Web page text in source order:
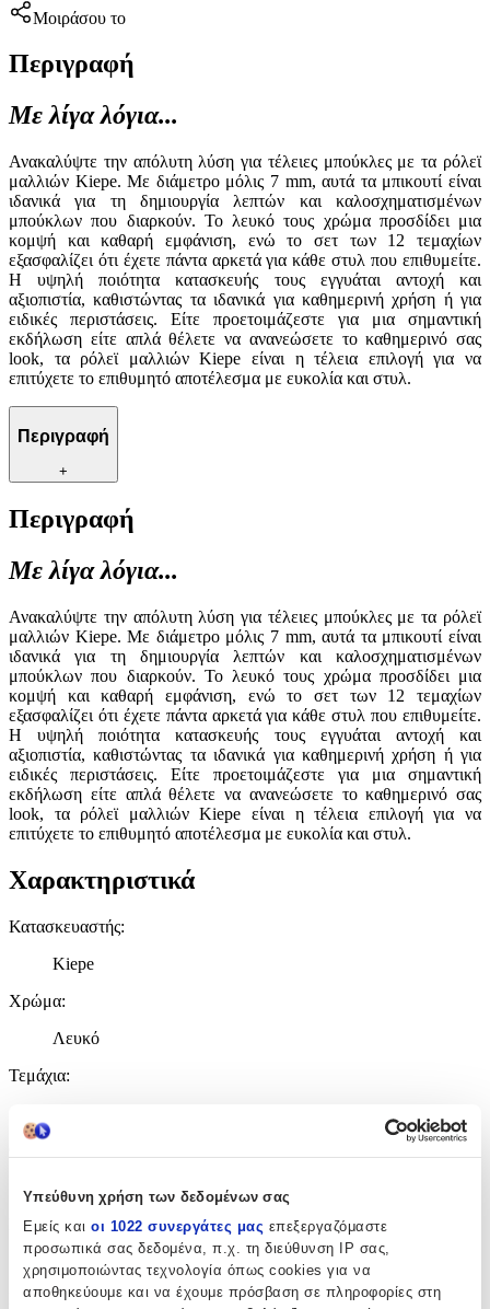
Υπεύθυνη χρήση των δεδομένων σας
Εμείς και οι 1022 συνεργάτες μας επεξεργαζόμαστε
προσωπικά σας δεδομένα, π.χ. τη διεύθυνση IP σας,
χρησιμοποιώντας τεχνολογία όπως cookies για να
αποθηκεύουμε και να έχουμε πρόσβαση σε πληροφορίες στη
Μοιράσου το
Περιγραφή
Με λίγα λόγια...
Ανακαλύψτε την απόλυτη λύση για τέλειες μπούκλες με τα ρόλεϊ
μαλλιών Kiepe. Με διάμετρο μόλις 7 mm, αυτά τα μπικουτί είναι
ιδανικά για τη δημιουργία λεπτών και καλοσχηματισμένων
μπούκλων που διαρκούν. Το λευκό τους χρώμα προσδίδει μια
κομψή και καθαρή εμφάνιση, ενώ το σετ των 12 τεμαχίων
εξασφαλίζει ότι έχετε πάντα αρκετά για κάθε στυλ που επιθυμείτε.
Η υψηλή ποιότητα κατασκευής τους εγγυάται αντοχή και
αξιοπιστία, καθιστώντας τα ιδανικά για καθημερινή χρήση ή για
ειδικές περιστάσεις. Είτε προετοιμάζεστε για μια σημαντική
εκδήλωση είτε απλά θέλετε να ανανεώσετε το καθημερινό σας
look, τα ρόλεϊ μαλλιών Kiepe είναι η τέλεια επιλογή για να
επιτύχετε το επιθυμητό αποτέλεσμα με ευκολία και στυλ.
Περιγραφή
+
Περιγραφή
Με λίγα λόγια...
Ανακαλύψτε την απόλυτη λύση για τέλειες μπούκλες με τα ρόλεϊ
μαλλιών Kiepe. Με διάμετρο μόλις 7 mm, αυτά τα μπικουτί είναι
ιδανικά για τη δημιουργία λεπτών και καλοσχηματισμένων
μπούκλων που διαρκούν. Το λευκό τους χρώμα προσδίδει μια
κομψή και καθαρή εμφάνιση, ενώ το σετ των 12 τεμαχίων
εξασφαλίζει ότι έχετε πάντα αρκετά για κάθε στυλ που επιθυμείτε.
Η υψηλή ποιότητα κατασκευής τους εγγυάται αντοχή και
αξιοπιστία, καθιστώντας τα ιδανικά για καθημερινή χρήση ή για
ειδικές περιστάσεις. Είτε προετοιμάζεστε για μια σημαντική
εκδήλωση είτε απλά θέλετε να ανανεώσετε το καθημερινό σας
look, τα ρόλεϊ μαλλιών Kiepe είναι η τέλεια επιλογή για να
επιτύχετε το επιθυμητό αποτέλεσμα με ευκολία και στυλ.
Χαρακτηριστικά
Κατασκευαστής:
Kiepe
Χρώμα:
Λευκό
Τεμάχια:
Όχι
Μπικουτί:
Εύκαμπτα: